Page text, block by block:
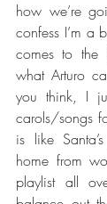
how we’re
confess I’m a
comes to the
what Arturo
you think, I
carols/songs
is like
home from
playlist all